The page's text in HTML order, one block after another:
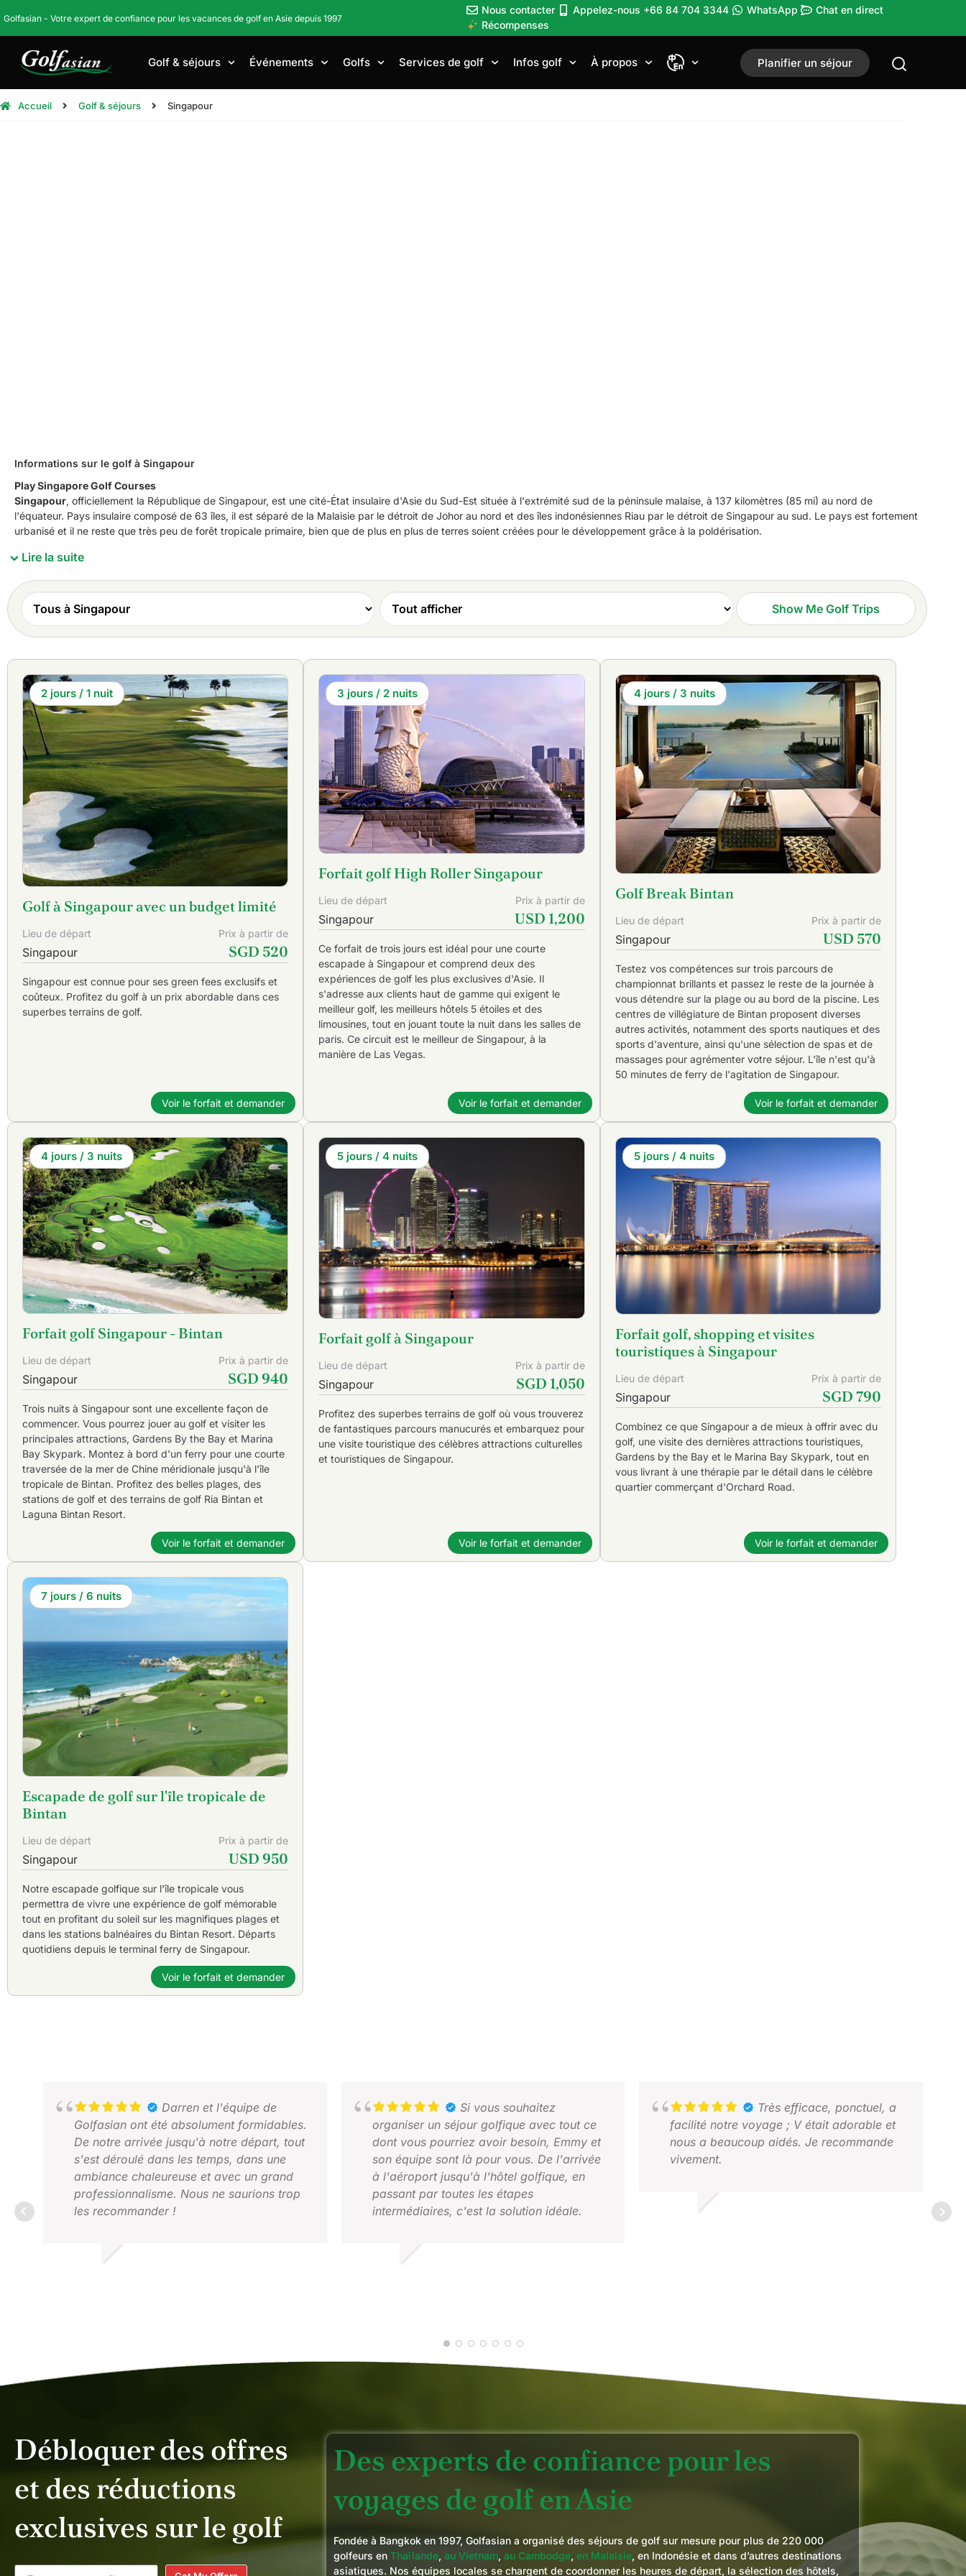
Golfasian - Votre expert de confiance pour les vacances de golf en Asie depuis 1997
Nous contacter Appelez-nous +66 84 704 3344 WhatsApp
Chat en direct
Récompenses
Golf & séjours Événements Golfs Services de golf Infos golf À propos Planifier un séjour
Accueil Golf & séjours Singapour
Informations sur le golf à Singapour
Play Singapore Golf Courses
Singapour, officiellement la République de Singapour, est une cité-État insulaire d'Asie du Sud-Est située à l'extrémité sud de la péninsule malaise, à 137 kilomètres (85 mi) au nord de
l'équateur. Pays insulaire composé de 63 îles, il est séparé de la Malaisie par le détroit de Johor au nord et des îles indonésiennes Riau par le détroit de Singapour au sud. Le pays est fortement
urbanisé et il ne reste que très peu de forêt tropicale primaire, bien que de plus en plus de terres soient créées pour le développement grâce à la poldérisation.
Lire la suite
Singapourest le quatrième centre financier du monde et son port est l'un des cinq ports les plus actifs au monde.
Un peu plus de cinq millions de personnes vivent à Singapour, dont 2,91 millions sont nées sur place. La population est très diversifiée ; la majorité est composée de Chinois, qui représentent
près de 75 % de la population totale, tandis que les Malais et les Indiens forment d'importantes minorités. Reflétant cette diversité, le pays compte quatre langues officielles : l'anglais, le
malais, le chinois et le tamoul.
Les golfeurs passionnés ne peuvent s'attendre à rien de moins que desterrains de golf declasse mondialeà Singapour, avec plus de 20 terrains et champs de pratique qui s'adressent à
la fois au public et aux membres exclusifs. Ces parcours sont tous soigneusement conçus pour offrir une expérience spectaculaire.
Show Me Golf Trips
2 jours / 1 nuit
Golf à Singapour avec un budget limité
Lieu de départ Prix à partir de
Singapour SGD 520
Singapour est connue pour ses green fees exclusifs et
coûteux. Profitez du golf à un prix abordable dans ces
superbes terrains de golf.
Voir le forfait et demander
3 jours / 2 nuits
Forfait golf High Roller Singapour
Lieu de départ Prix à partir de
Singapour USD 1,200
Ce forfait de trois jours est idéal pour une courte
escapade à Singapour et comprend deux des
expériences de golf les plus exclusives d'Asie. Il
s'adresse aux clients haut de gamme qui exigent le
meilleur golf, les meilleurs hôtels 5 étoiles et des
limousines, tout en jouant toute la nuit dans les salles de
paris. Ce circuit est le meilleur de Singapour, à la
manière de Las Vegas.
Voir le forfait et demander
4 jours / 3 nuits
Golf Break Bintan
Lieu de départ Prix à partir de
Singapour USD 570
Testez vos compétences sur trois parcours de
championnat brillants et passez le reste de la journée à
vous détendre sur la plage ou au bord de la piscine. Les
centres de villégiature de Bintan proposent diverses
autres activités, notamment des sports nautiques et des
sports d'aventure, ainsi qu'une sélection de spas et de
massages pour agrémenter votre séjour. L'île n'est qu'à
50 minutes de ferry de l'agitation de Singapour.
Voir le forfait et demander
4 jours / 3 nuits
Forfait golf Singapour - Bintan
Lieu de départ Prix à partir de
Singapour SGD 940
Trois nuits à Singapour sont une excellente façon de
commencer. Vous pourrez jouer au golf et visiter les
principales attractions, Gardens By the Bay et Marina
Bay Skypark. Montez à bord d'un ferry pour une courte
traversée de la mer de Chine méridionale jusqu'à l'île
tropicale de Bintan. Profitez des belles plages, des
stations de golf et des terrains de golf Ria Bintan et
Laguna Bintan Resort.
Voir le forfait et demander
5 jours / 4 nuits
Forfait golf à Singapour
Lieu de départ Prix à partir de
Singapour SGD 1,050
Profitez des superbes terrains de golf où vous trouverez
de fantastiques parcours manucurés et embarquez pour
une visite touristique des célèbres attractions culturelles
et touristiques de Singapour.
Voir le forfait et demander
5 jours / 4 nuits
Forfait golf, shopping et visites
touristiques à Singapour
Lieu de départ Prix à partir de
Singapour SGD 790
Combinez ce que Singapour a de mieux à offrir avec du
golf, une visite des dernières attractions touristiques,
Gardens by the Bay et le Marina Bay Skypark, tout en
vous livrant à une thérapie par le détail dans le célèbre
quartier commerçant d'Orchard Road.
Voir le forfait et demander
7 jours / 6 nuits
Escapade de golf sur l'île tropicale de
Bintan
Lieu de départ Prix à partir de
Singapour USD 950
Notre escapade golfique sur l'île tropicale vous
permettra de vivre une expérience de golf mémorable
tout en profitant du soleil sur les magnifiques plages et
dans les stations balnéaires du Bintan Resort. Départs
quotidiens depuis le terminal ferry de Singapour.
Voir le forfait et demander
Darren et l'équipe de
Golfasian ont été absolument formidables.
De notre arrivée jusqu'à notre départ, tout
s'est déroulé dans les temps, dans une
ambiance chaleureuse et avec un grand
professionnalisme. Nous ne saurions trop
les recommander !
Si vous souhaitez
organiser un séjour golfique avec tout ce
dont vous pourriez avoir besoin, Emmy et
son équipe sont là pour vous. De l'arrivée
à l'aéroport jusqu'à l'hôtel golfique, en
passant par toutes les étapes
intermédiaires, c'est la solution idéale.
Très efficace, ponctuel, a
facilité notre voyage ; V était adorable et
nous a beaucoup aidés. Je recommande
vivement.
Débloquer des offres
et des réductions
exclusives sur le golf
Des experts de confiance pour les
voyages de golf en Asie
Fondée à Bangkok en 1997, Golfasian a organisé des séjours de golf sur mesure pour plus de 220 000
golfeurs en Thaïlande, au Vietnam, au Cambodge, en Malaisie, en Indonésie et dans d’autres destinations
asiatiques. Nos équipes locales se chargent de coordonner les heures de départ, la sélection des hôtels,